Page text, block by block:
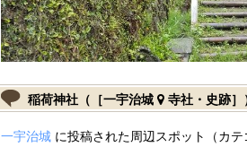
稲荷神社（［一宇治城 寺社・史跡］
一宇治城に投稿された周辺スポット（カ